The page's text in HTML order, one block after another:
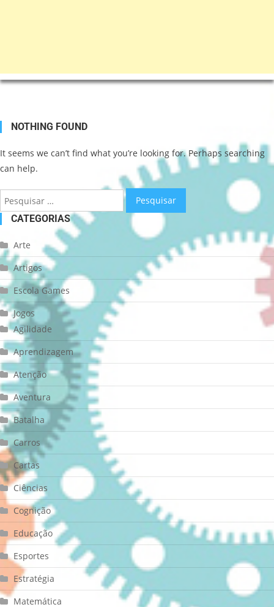
NOTHING FOUND
It seems we can’t find what you’re looking for. Perhaps searching
can help.
CATEGORIAS
Arte
Artigos
Escola Games
Jogos
Agilidade
Aprendizagem
Atenção
Aventura
Batalha
Carros
Cartas
Ciências
Cognição
Educação
Esportes
Estratégia
Matemática